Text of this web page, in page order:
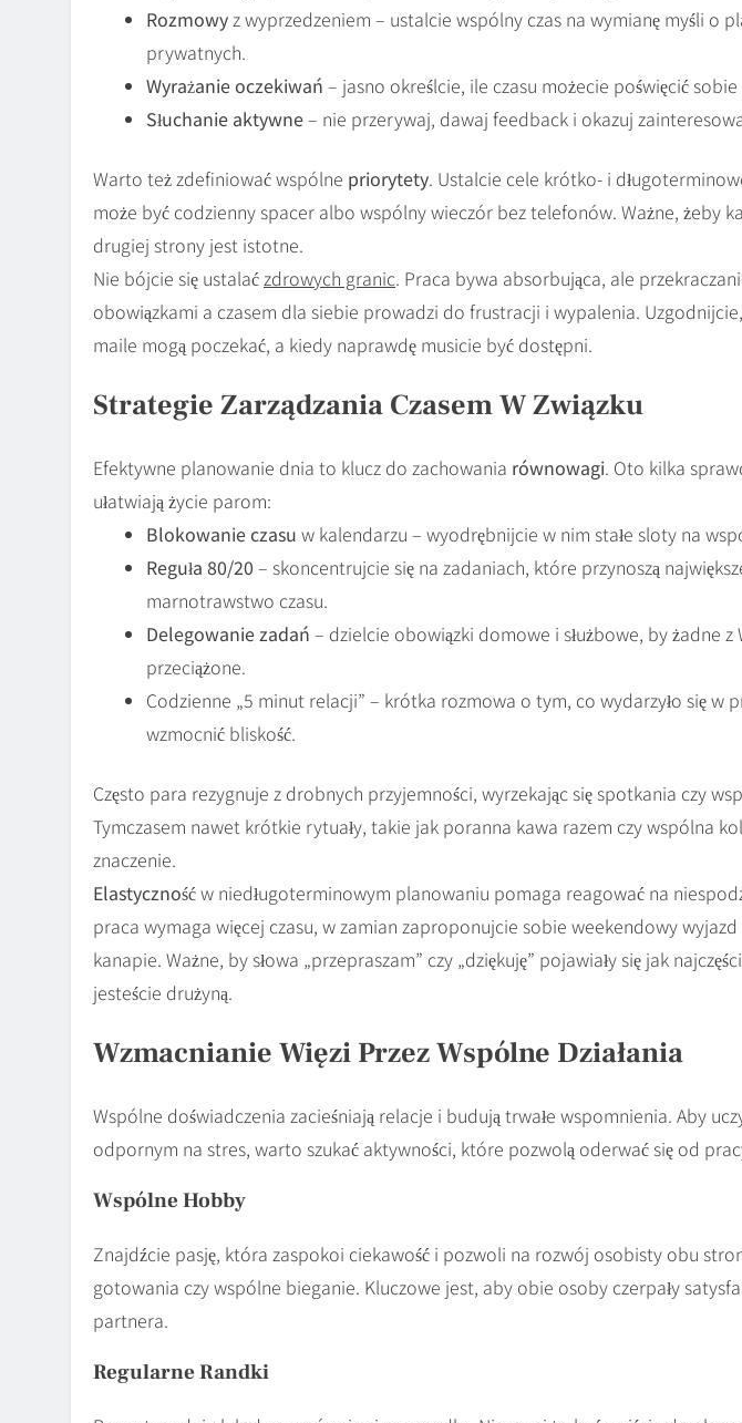
Rozmowy z wyprzedzeniem – ustalcie wspólny czas na wymianę myśli o
prywatnych.
Wyrażanie oczekiwań – jasno określcie, ile czasu możecie poświęcić
Słuchanie aktywne– nie przerywaj, dawaj feedback i okazuj
Warto też zdefiniować wspólne priorytety. Ustalcie cele krótko- i
może być codzienny spacer albo wspólny wieczór bez telefonów. Ważne, żeby
drugiej strony jest istotne.
Nie bójcie się ustalać zdrowych granic. Praca bywa absorbująca, ale
obowiązkami a czasem dla siebie prowadzi do frustracji i wypalenia.
maile mogą poczekać, a kiedy naprawdę musicie być dostępni.
Strategie Zarządzania Czasem W Związku
Efektywne planowanie dnia to klucz do zachowania równowagi. Oto kilka
ułatwiają życie parom:
Blokowanie czasu w kalendarzu – wyodrębnijcie w nim stałe sloty na
Reguła 80/20 – skoncentrujcie się na zadaniach, które przynoszą
marnotrawstwo czasu.
Delegowanie zadań – dzielcie obowiązki domowe i służbowe, by żadne z
przeciążone.
Codzienne „5 minut relacji” – krótka rozmowa o tym, co wydarzyło się w
wzmocnić bliskość.
Często para rezygnuje z drobnych przyjemności, wyrzekając się spotkania czy
Tymczasem nawet krótkie rytuały, takie jak poranna kawa razem czy wspólna
znaczenie.
Elastycznośćw niedługoterminowym planowaniu pomaga reagować na
praca wymaga więcej czasu, w zamian zaproponujcie sobie weekendowy
kanapie. Ważne, by słowa „przepraszam” czy „dziękuję” pojawiały się jak
jesteście drużyną.
Wzmacnianie Więzi Przez Wspólne Działania
Wspólne doświadczenia zacieśniają relacje i budują trwałe wspomnienia. Aby
odpornym na stres, warto szukać aktywności, które pozwolą oderwać się od
Wspólne Hobby
Znajdźcie pasję, która zaspokoi ciekawość i pozwoli na rozwój osobisty obu
gotowania czy wspólne bieganie. Kluczowe jest, aby obie osoby czerpały
partnera.
Regularne Randki